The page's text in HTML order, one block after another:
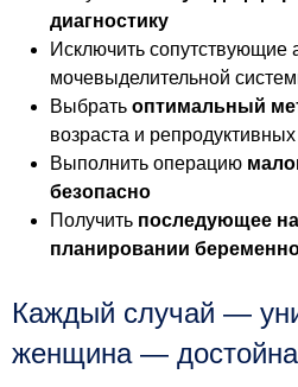
диагностику
Исключить сопутствующие
мочевыделительной
Выбрать оптимальный
возраста и
Выполнить операцию
безопасно
Получить последующее
планировании
Каждый случай —
женщина —